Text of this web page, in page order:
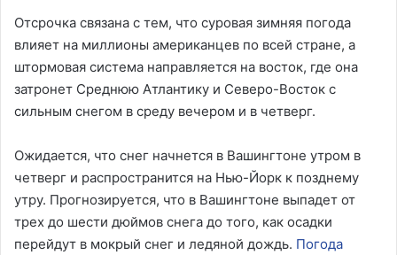
Отсрочка связана с тем, что суровая зимняя погода
влияет на миллионы американцев по всей стране, а
штормовая система направляется на восток, где она
затронет Среднюю Атлантику и Северо-Восток с
сильным снегом в среду вечером и в четверг.
Ожидается, что снег начнется в Вашингтоне утром в
четверг и распространится на Нью-Йорк к позднему
утру. Прогнозируется, что в Вашингтоне выпадет от
трех до шести дюймов снега до того, как осадки
перейдут в мокрый снег и ледяной дождь. Погода